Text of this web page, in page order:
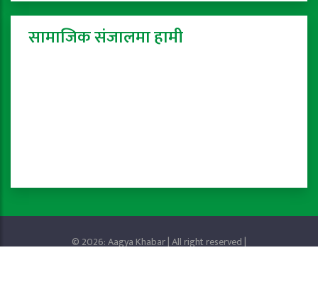
सामाजिक संजालमा हामी
© 2026: Aagya Khabar | All right reserved |